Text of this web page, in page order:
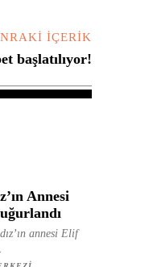
İÇERIK
başlatılıyor!
Annesi
annesi Elif